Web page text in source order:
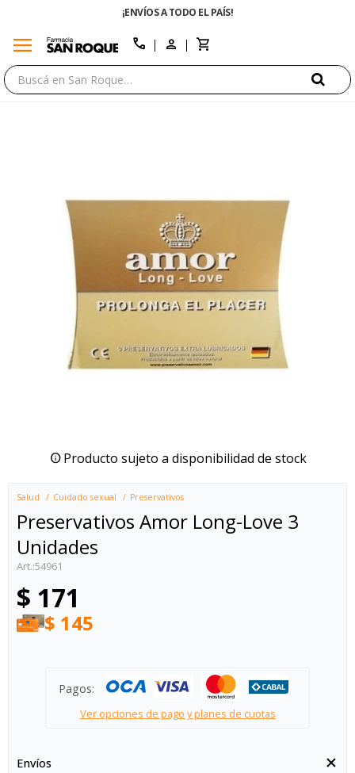
¡ENVÍOS A TODO EL PAÍS!
menu call
Producto sujeto a disponibilidad de stock
Salud Cuidado sexual Preservativos
Preservativos Amor Long-Love 3
Unidades
54961
$ 171
$ 145
Pagos:
Ver opciones de pago y planes de cuotas
Envíos
close